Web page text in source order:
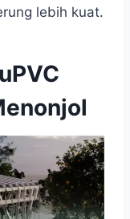
lebih kuat.